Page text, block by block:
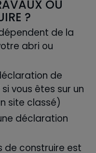
OU
?
de la
abri ou
de
vous êtes sur un
site classé)
déclaration
de construire est